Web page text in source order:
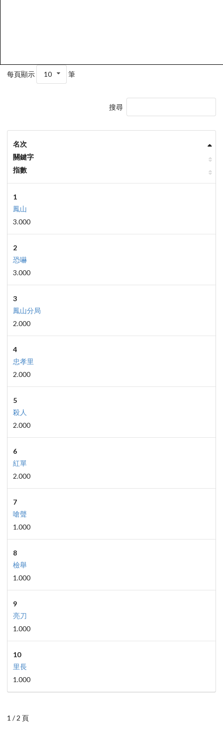
每頁顯示 10 筆
搜尋
名次
關鍵字
指數
1
鳳山
3.000
2
恐嚇
3.000
3
鳳山分局
2.000
4
忠孝里
2.000
5
殺人
2.000
6
紅單
2.000
7
嗆聲
1.000
8
檢舉
1.000
9
亮刀
1.000
10
里長
1.000
1 / 2 頁